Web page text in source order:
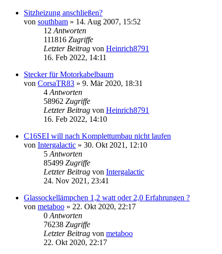
Sitzheizung anschließen?
von southbam » 14. Aug 2007, 15:52
12 Antworten
111816 Zugriffe
Letzter Beitrag von Heinrich8791
16. Feb 2022, 14:11
Stecker für Motorkabelbaum
von CorsaTR83 » 9. Mär 2020, 18:31
4 Antworten
58962 Zugriffe
Letzter Beitrag von Heinrich8791
16. Feb 2022, 14:10
C16SEI will nach Komplettumbau nicht laufen
von Intergalactic » 30. Okt 2021, 12:10
5 Antworten
85499 Zugriffe
Letzter Beitrag von Intergalactic
24. Nov 2021, 23:41
Glassockellämpchen 1,2 watt oder 2,0 Erfahrungen ?
von metaboo » 22. Okt 2020, 22:17
0 Antworten
76238 Zugriffe
Letzter Beitrag von metaboo
22. Okt 2020, 22:17